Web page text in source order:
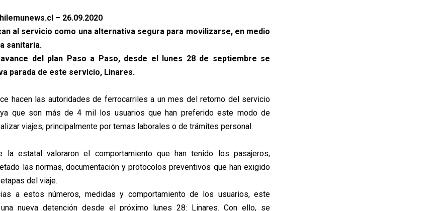
– 26.09.2020
al servicio como una alternativa segura para movilizarse, en medio
sanitaria.
del plan Paso a Paso, desde el lunes 28 de septiembre se
parada de este servicio, Linares.
hacen las autoridades de ferrocarriles a un mes del retorno del servicio
ya que son más de 4 mil los usuarios que han preferido este modo de
viajes, principalmente por temas laborales o de trámites personal.
la estatal valoraron el comportamiento que han tenido los pasajeros,
las normas, documentación y protocolos preventivos que han exigido
del viaje.
a estos números, medidas y comportamiento de los usuarios, este
nueva detención desde el próximo lunes 28: Linares. Con ello, se